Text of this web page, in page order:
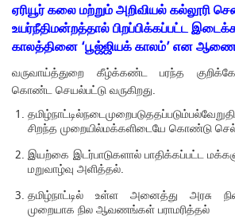
ஏரியூர் கலை மற்றும் அறிவியல் கல்லூரி
உயர்நீதிமன்றத்தால் பிறப்பிக்கப்பட்ட
காலத்தினை ‘பூஜ்ஜியக் காலம்’ என
வருவாய்த்துறை கீழ்க்கண்ட பரந்த
கொண்ட செயல்பட்டு வருகிறது.
சிறந்த முறையில்மக்களிடையே கொண்டு
இயற்கை இடர்பாடுகளால் பாதிக்கப்பட்ட
மறுவாழ்வு அளித்தல்.
தமிழ்நாட்டில் உள்ள அனைத்து அரசு
முறையாக நில ஆவணங்கள் பராமரித்தல்